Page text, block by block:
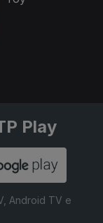
Play
Android TV e